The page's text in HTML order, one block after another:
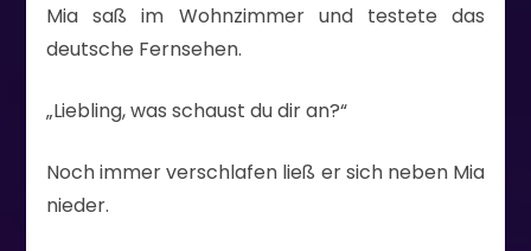
Mia saß im Wohnzimmer und testete das
deutsche Fernsehen.
„Liebling, was schaust du dir an?“
Noch immer verschlafen ließ er sich neben Mia
nieder.